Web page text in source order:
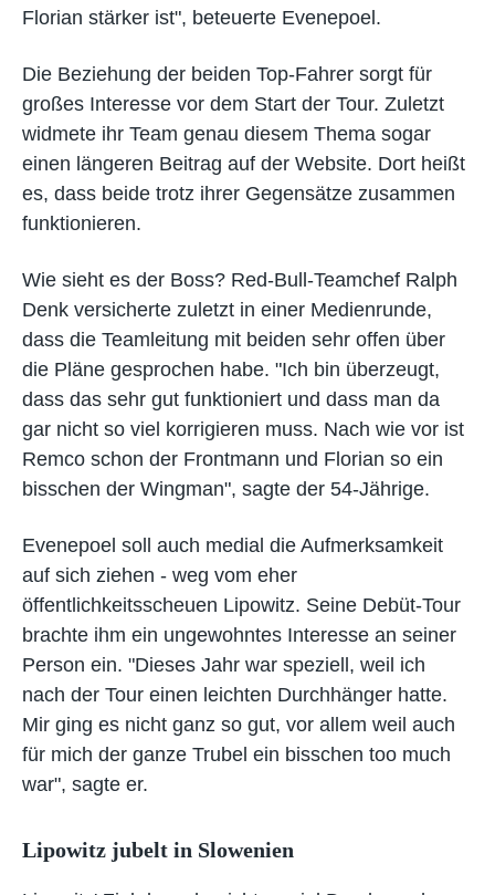
Florian stärker ist", beteuerte Evenepoel.
Die Beziehung der beiden Top-Fahrer sorgt für
großes Interesse vor dem Start der Tour. Zuletzt
widmete ihr Team genau diesem Thema sogar
einen längeren Beitrag auf der Website. Dort heißt
es, dass beide trotz ihrer Gegensätze zusammen
funktionieren.
Wie sieht es der Boss? Red-Bull-Teamchef Ralph
Denk versicherte zuletzt in einer Medienrunde,
dass die Teamleitung mit beiden sehr offen über
die Pläne gesprochen habe. "Ich bin überzeugt,
dass das sehr gut funktioniert und dass man da
gar nicht so viel korrigieren muss. Nach wie vor ist
Remco schon der Frontmann und Florian so ein
bisschen der Wingman", sagte der 54-Jährige.
Evenepoel soll auch medial die Aufmerksamkeit
auf sich ziehen - weg vom eher
öffentlichkeitsscheuen Lipowitz. Seine Debüt-Tour
brachte ihm ein ungewohntes Interesse an seiner
Person ein. "Dieses Jahr war speziell, weil ich
nach der Tour einen leichten Durchhänger hatte.
Mir ging es nicht ganz so gut, vor allem weil auch
für mich der ganze Trubel ein bisschen too much
war", sagte er.
Lipowitz jubelt in Slowenien